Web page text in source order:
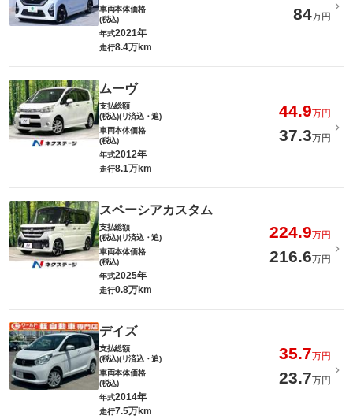
車両本体価格
(税込)
84万円
年式2021年
走行8.4万km
ムーヴ
支払総額
(税込)(リ済込・追)
44.9万円
車両本体価格
(税込)
37.3万円
年式2012年
走行8.1万km
スペーシアカスタム
支払総額
(税込)(リ済込・追)
224.9万円
車両本体価格
(税込)
216.6万円
年式2025年
走行0.8万km
デイズ
支払総額
(税込)(リ済込・追)
35.7万円
車両本体価格
(税込)
23.7万円
年式2014年
走行7.5万km